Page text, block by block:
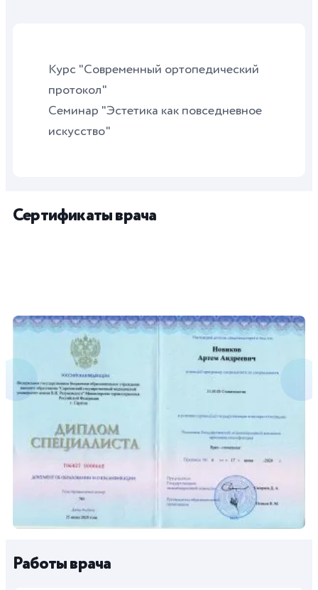
Курс "Современный ортопедический
протокол"
Семинар "Эстетика как повседневное
искусство"
Сертификаты врача
Работы врача